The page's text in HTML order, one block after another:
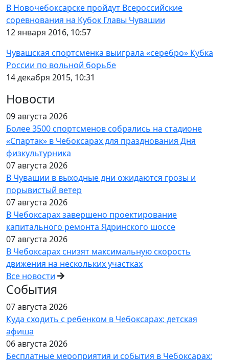
В Новочебоксарске пройдут Всероссийские
соревнования на Кубок Главы Чувашии
12 января 2016, 10:57
Чувашская спортсменка выиграла «серебро» Кубка
России по вольной борьбе
14 декабря 2015, 10:31
Новости
09 августа 2026
Более 3500 спортсменов собрались на стадионе
«Спартак» в Чебоксарах для празднования Дня
физкультурника
07 августа 2026
В Чувашии в выходные дни ожидаются грозы и
порывистый ветер
07 августа 2026
В Чебоксарах завершено проектирование
капитального ремонта Ядринского шоссе
07 августа 2026
В Чебоксарах снизят максимальную скорость
движения на нескольких участках
Все новости
События
07 августа 2026
Куда сходить с ребенком в Чебоксарах: детская
афиша
06 августа 2026
Бесплатные мероприятия и события в Чебоксарах: